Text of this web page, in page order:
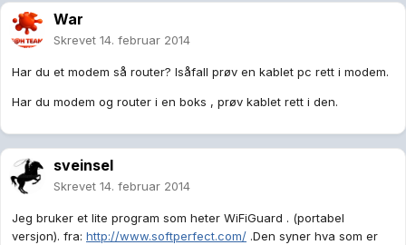
War
Skrevet 14. februar 2014
Har du et modem så router? Isåfall prøv en kablet pc rett i modem.
Har du modem og router i en boks , prøv kablet rett i den.
sveinsel
Skrevet 14. februar 2014
Jeg bruker et lite program som heter WiFiGuard . (portabel
versjon). fra: http://www.softperfect.com/ .Den syner hva som er